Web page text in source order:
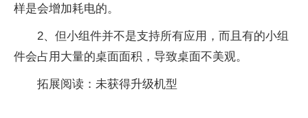
样是会增加耗电的。
2、但小组件并不是支持所有应用，而且有的小组
件会占用大量的桌面面积，导致桌面不美观。
拓展阅读：未获得升级机型